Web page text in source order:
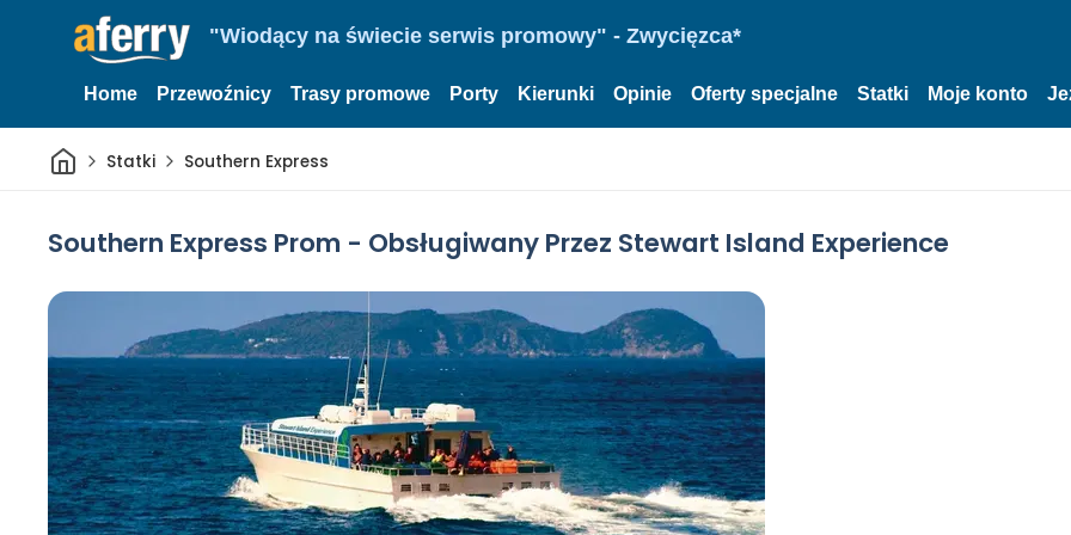
"Wiodący na świecie serwis promowy" - Zwycięzca*
Home Przewoźnicy Trasy promowe Porty Kierunki Opinie Oferty specjalne Statki Moje konto
DomStatki Southern Express
Southern Express Prom - Obsługiwany Przez Stewart Island Experience